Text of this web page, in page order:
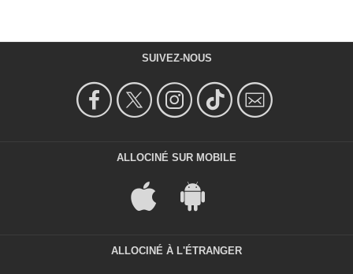
SUIVEZ-NOUS
ALLOCINÉ SUR MOBILE
ALLOCINÉ À L'ÉTRANGER